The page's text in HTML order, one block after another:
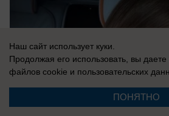
Наш сайт использует куки.
Продолжая его использовать, вы даете
файлов cookie и пользовательских
ПОНЯТНО